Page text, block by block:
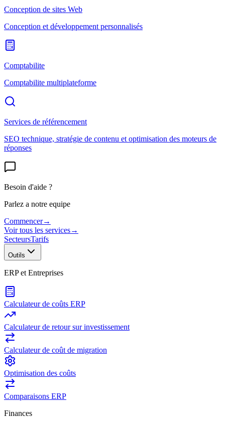
Conception de sites Web
Conception et développement personnalisés
Comptabilite
Comptabilite multiplateforme
Services de référencement
SEO technique, stratégie de contenu et optimisation des moteurs de
réponses
Besoin d'aide ?
Parlez a notre equipe
Commencer→
Voir tous les services→
SecteursTarifs
Outils
ERP et Entreprises
Calculateur de coûts ERP
Calculateur de retour sur investissement
Calculateur de coût de migration
Optimisation des coûts
Comparaisons ERP
Finances